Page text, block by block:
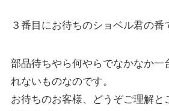
３番目にお待ちのショベル君の番
部品待ちやら何やらでなかなか一
れないものなのです。
お待ちのお客様、どうぞご理解と